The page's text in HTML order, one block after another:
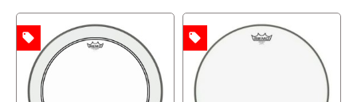
local_offer OFFERTA local_offer OFFERTA